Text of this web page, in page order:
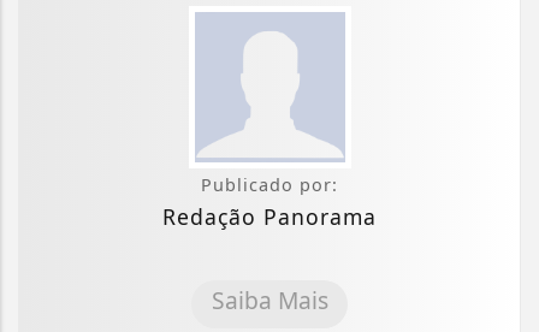
Publicado por:
Redação Panorama
Saiba Mais